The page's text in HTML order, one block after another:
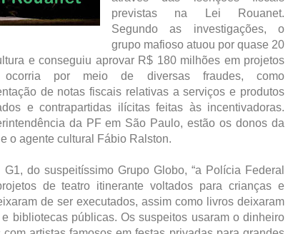
previstas na Lei Rouanet.
Segundo as investigações, o
grupo mafioso atuou por quase 20
e conseguiu aprovar R$ 180 milhões em projetos
ocorria por meio de diversas fraudes, como
de notas fiscais relativas a serviços e produtos
e contrapartidas ilícitas feitas às incentivadoras.
da PF em São Paulo, estão os donos da
o agente cultural Fábio Ralston.
do suspeitíssimo Grupo Globo, “a Polícia Federal
de teatro itinerante voltados para crianças e
de ser executados, assim como livros deixaram
bibliotecas públicas. Os suspeitos usaram o dinheiro